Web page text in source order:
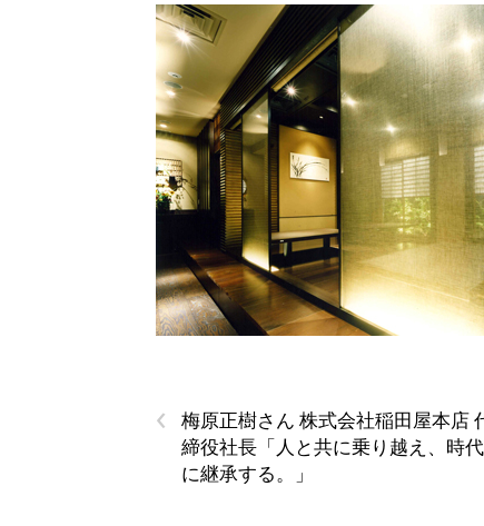
‹
梅原正樹さん 株式会社稲田屋本店
締役社長「人と共に乗り越え、時
に継承する。」